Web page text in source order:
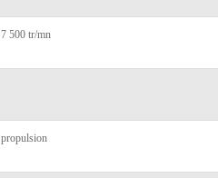
7 500 tr/mn
propulsion